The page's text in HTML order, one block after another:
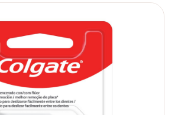
masajeando por un minuto en cada